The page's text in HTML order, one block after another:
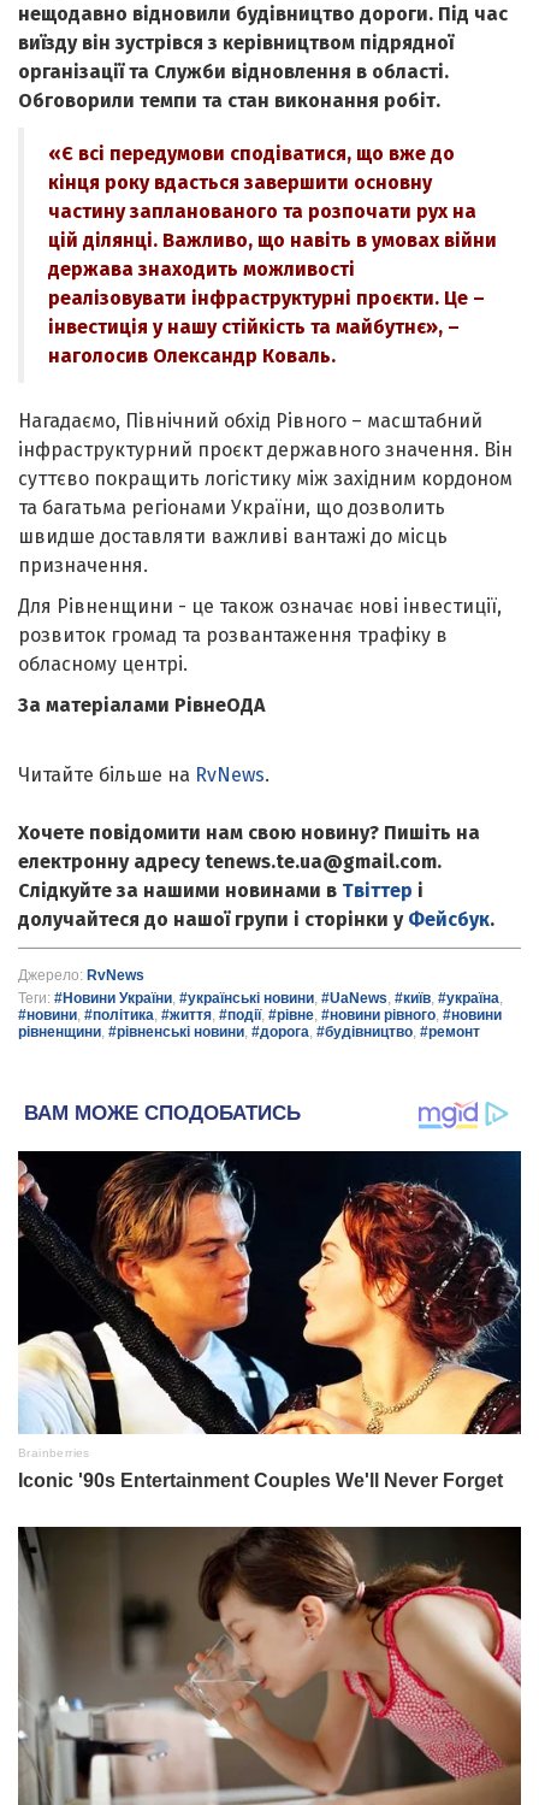
нещодавно відновили будівництво дороги. Під час
виїзду він зустрівся з керівництвом підрядної
організації та Служби відновлення в області.
Обговорили темпи та стан виконання робіт.
«Є всі передумови сподіватися, що вже до
кінця року вдасться завершити основну
частину запланованого та розпочати рух на
цій ділянці. Важливо, що навіть в умовах війни
держава знаходить можливості
реалізовувати інфраструктурні проєкти. Це –
інвестиція у нашу стійкість та майбутнє», –
наголосив Олександр Коваль.
Нагадаємо, Північний обхід Рівного – масштабний
інфраструктурний проєкт державного значення. Він
суттєво покращить логістику між західним кордоном
та багатьма регіонами України, що дозволить
швидше доставляти важливі вантажі до місць
призначення.
Для Рівненщини - це також означає нові інвестиції,
розвиток громад та розвантаження трафіку в
обласному центрі.
За матеріалами РівнеОДА
Читайте більше на RvNews.
Хочете повідомити нам свою новину? Пишіть на
електронну адресу tenews.te.ua@gmail.com.
Слідкуйте за нашими новинами в Твіттер і
долучайтеся до нашої групи і сторінки у Фейсбук.
Джерело: RvNews
Теги: #Новини України, #українські новини, #UaNews, #київ, #україна,
#новини, #політика, #життя, #події, #рівне, #новини рівного, #новини
рівненщини, #рівненські новини, #дорога, #будівництво, #ремонт